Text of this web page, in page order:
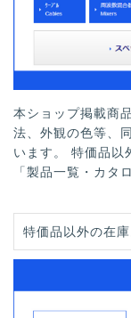
本ショップ掲載商
法、外観の色等、
います。 特価品以
「製品一覧・カタ
特価品以外の在